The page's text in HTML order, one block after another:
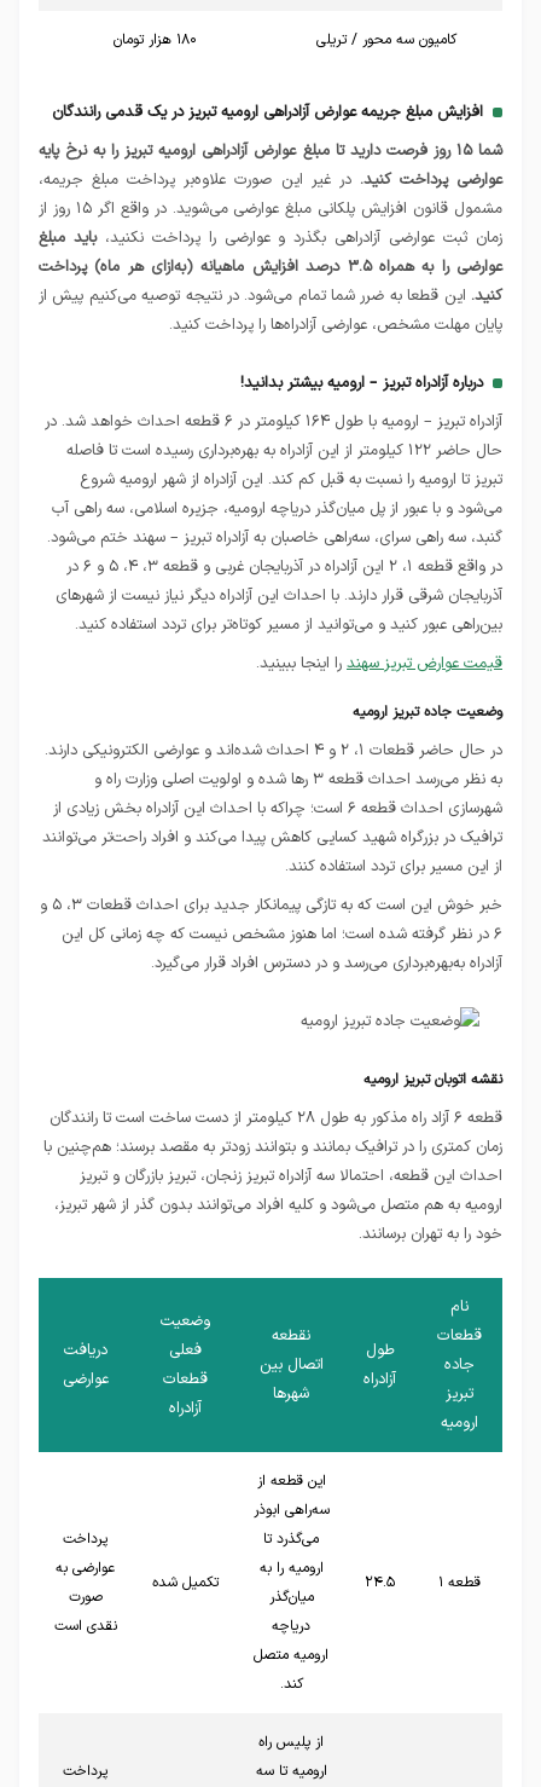
کامیون سه محور / تریلی ۱۸۰ هزار تومان
افزایش مبلغ جریمه عوارض آزادراهی ارومیه تبریز در یک قدمی رانندگان
شما ۱۵ روز فرصت دارید تا مبلغ عوارض آزادراهی ارومیه تبریز را به نرخ پایه
عوارضی پرداخت کنید. در غیر این صورت علاوه‌بر پرداخت مبلغ جریمه،
مشمول قانون افزایش پلکانی مبلغ عوارضی می‌شوید. در واقع اگر ۱۵ روز از
زمان ثبت عوارضی آزادراهی بگذرد و عوارضی را پرداخت نکنید، باید مبلغ
عوارضی را به همراه ۳.۵ درصد افزایش ماهیانه (به‌ازای هر ماه) پرداخت
کنید. این قطعا به ضرر شما تمام می‌شود. در نتیجه توصیه می‌کنیم پیش از
پایان مهلت مشخص، عوارضی آزادراه‌ها را پرداخت کنید.
درباره آزادراه تبریز – ارومیه بیشتر بدانید!
آزادراه تبریز – ارومیه با طول ۱۶۴ کیلومتر در ۶ قطعه احداث خواهد شد. در
حال حاضر ۱۲۲ کیلومتر از این آزادراه به بهره‌برداری رسیده است تا فاصله
تبریز تا ارومیه را نسبت به قبل کم کند. این آزادراه از شهر ارومیه شروع
می‌شود و با عبور از پل میان‌گذر دریاچه ارومیه، جزیره اسلامی، سه راهی آب
گنبد، سه راهی سرای، سه‌راهی خاصبان به آزادراه تبریز – سهند ختم می‌شود.
در واقع قطعه ۱، ۲ این آزادراه در آذربایجان غربی و قطعه ۳، ۴، ۵ و ۶ در
آذربایجان شرقی قرار دارند. با احداث این آزادراه دیگر نیاز نیست از شهرهای
بین‌راهی عبور کنید و می‌توانید از مسیر کوتاه‌تر برای تردد استفاده کنید.
قیمت عوارض تبریز سهند را اینجا ببینید.
وضعیت جاده تبریز ارومیه
در حال حاضر قطعات ۱، ۲ و ۴ احداث شده‌اند و عوارضی الکترونیکی دارند.
به نظر می‌رسد احداث قطعه ۳ رها شده و اولویت اصلی‌ وزارت راه و
شهرسازی احداث قطعه ۶ است؛ چراکه با احداث این آزادراه بخش زیادی از
ترافیک در بزرگراه شهید کسایی کاهش پیدا می‌کند و افراد راحت‌تر می‌توانند
از این مسیر برای تردد استفاده کنند.
خبر خوش این است که به تازگی پیمانکار جدید برای احداث قطعات ۳، ۵ و
۶ در نظر گرفته شده است؛ اما هنوز مشخص نیست که چه زمانی کل این
آزادراه به‌بهره‌برداری می‌رسد و در دسترس افراد قرار می‌گیرد.
نقشه اتوبان تبریز ارومیه
قطعه ۶ آزاد راه مذکور به طول ۲۸ کیلومتر از دست ساخت است تا رانندگان
زمان کمتری را در ترافیک بمانند و بتوانند زودتر به مقصد برسند؛ هم‌چنین با
احداث این قطعه، احتمالا سه آزادراه تبریز زنجان، تبریز بازرگان و تبریز
ارومیه به هم متصل می‌شود و کلیه افراد می‌توانند بدون گذر از شهر تبریز،
خود را به تهران برسانند.
نام
قطعات
جاده
تبریز
ارومیه
طول
آزادراه
نقطعه
اتصال بین
شهرها
وضعیت
فعلی
قطعات
آزادراه
دریافت
عوارضی
قطعه ۱ ۲۴.۵
این قطعه از
سه‌راهی ابوذر
می‌گذرد تا
ارومیه را به
میان‌گذر
دریاچه
ارومیه متصل
کند.
تکمیل شده
پرداخت
عوارضی به
صورت
نقدی است
از پلیس راه
ارومیه تا سه‌
پرداخت